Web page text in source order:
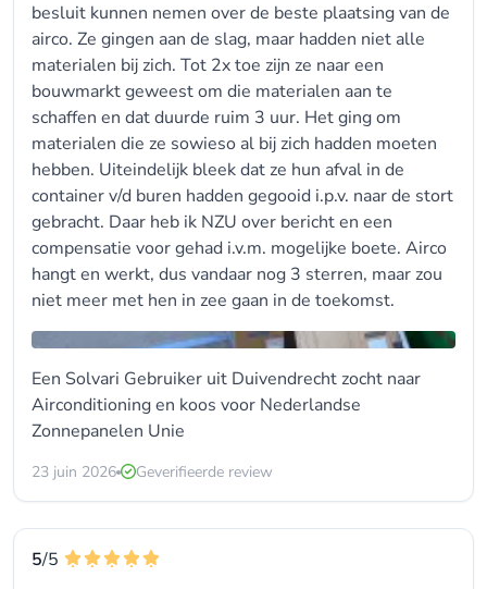
besluit kunnen nemen over de beste plaatsing van de
airco. Ze gingen aan de slag, maar hadden niet alle
materialen bij zich. Tot 2x toe zijn ze naar een
bouwmarkt geweest om die materialen aan te
schaffen en dat duurde ruim 3 uur. Het ging om
materialen die ze sowieso al bij zich hadden moeten
hebben. Uiteindelijk bleek dat ze hun afval in de
container v/d buren hadden gegooid i.p.v. naar de stort
gebracht. Daar heb ik NZU over bericht en een
compensatie voor gehad i.v.m. mogelijke boete. Airco
hangt en werkt, dus vandaar nog 3 sterren, maar zou
niet meer met hen in zee gaan in de toekomst.
Een Solvari Gebruiker uit Duivendrecht zocht naar
Airconditioning en koos voor Nederlandse
Zonnepanelen Unie
23 juin 2026 Geverifieerde review
5/5